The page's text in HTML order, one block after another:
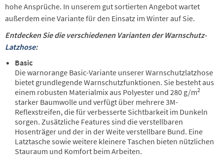
hohe Ansprüche. In unserem gut sortierten Angebot wartet
außerdem eine Variante für den Einsatz im Winter auf Sie.
Entdecken Sie die verschiedenen Varianten der Warnschutz-
Latzhose:
Basic
Die warnorange Basic-Variante unserer Warnschutzlatzhose
bietet grundlegende Warnschutzfunktionen. Sie besteht aus
einem robusten Materialmix aus Polyester und 280 g/m2
starker Baumwolle und verfügt über mehrere 3M-
Reflexstreifen, die für verbesserte Sichtbarkeit im Dunkeln
sorgen. Zusätzliche Features sind die verstellbaren
Hosenträger und der in der Weite verstellbare Bund. Eine
Latztasche sowie weitere kleinere Taschen bieten nützlichen
Stauraum und Komfort beim Arbeiten.